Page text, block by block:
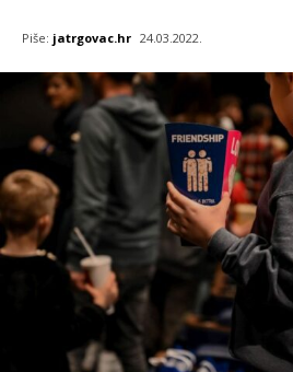
Piše: jatrgovac.hr 24.03.2022.